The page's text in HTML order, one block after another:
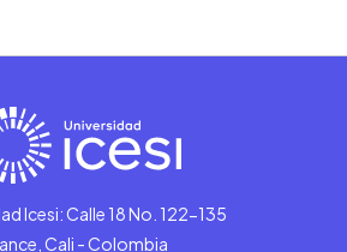
Icesi: Calle 18 No. 122-135
Cali - Colombia